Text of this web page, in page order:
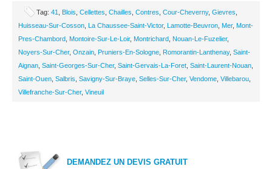
Tag: 41 Blois Cellettes Chailles Contres Cour-Cheverny, Gievres
Huisseau-Sur-Cosson La Chaussee-Saint-Victor, Lamotte-Beuvron Mer, Mont-
Pres-Chambord Montoire-Sur-Le-Loir, Montrichard Nouan-Le-Fuzelier,
Noyers-Sur-Cher, Onzain Pruniers-En-Sologne Romorantin-Lanthenay, Saint-
Aignan Saint-Georges-Sur-Cher, Saint-Gervais-La-Foret Saint-Laurent-Nouan
Saint-Ouen Salbris Savigny-Sur-Braye Selles-Sur-Cher, Vendome Villebarou
Villefranche-Sur-Cher, Vineuil
DEMANDEZ UN DEVIS GRATUIT